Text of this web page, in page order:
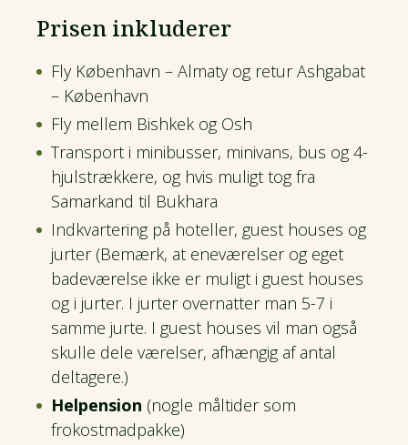
Prisen inkluderer
Fly København – Almaty og retur Ashgabat
– København
Fly mellem Bishkek og Osh
Transport i minibusser, minivans, bus og 4-
hjulstrækkere, og hvis muligt tog fra
Samarkand til Bukhara
Indkvartering på hoteller, guest houses og
jurter (Bemærk, at eneværelser og eget
badeværelse ikke er muligt i guest houses
og i jurter. I jurter overnatter man 5-7 i
samme jurte. I guest houses vil man også
skulle dele værelser, afhængig af antal
deltagere.)
Helpension (nogle måltider som
frokostmadpakke)